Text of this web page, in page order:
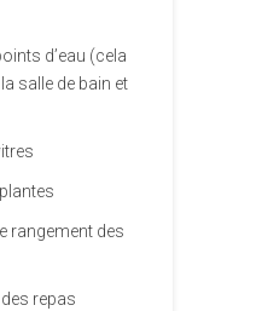
d’eau (cela
salle de bain et
rangement des
repas